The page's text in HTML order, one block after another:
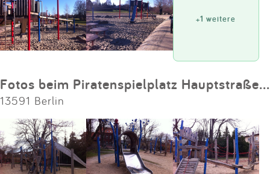
+1 weitere
Fotos beim Piratenspielplatz Hauptstraße Staaken
13591 Berlin